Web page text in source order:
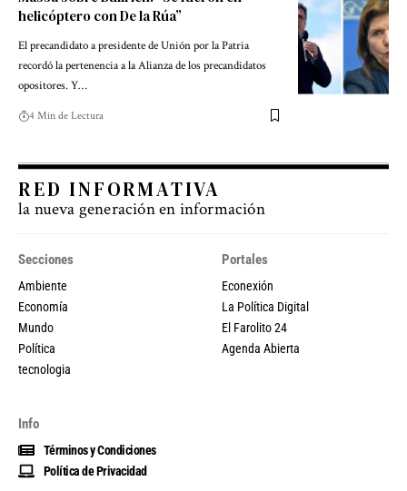
helicóptero con De la Rúa”
El precandidato a presidente de Unión por la Patria
recordó la pertenencia a la Alianza de los precandidatos
opositores. Y…
4 Min de Lectura
RED INFORMATIVA
la nueva generación en información
Secciones
Ambiente
Economía
Mundo
Política
tecnologia
Portales
Econexión
La Política Digital
El Farolito 24
Agenda Abierta
Info
Términos y Condiciones
Política de Privacidad